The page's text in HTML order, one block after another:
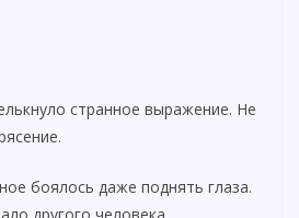
странное выражение. Не
боялось даже поднять глаза.